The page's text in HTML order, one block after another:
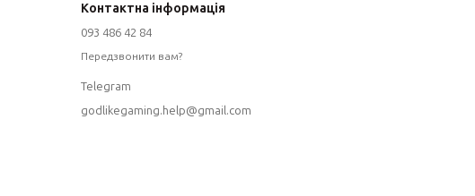
Контактна інформація
093 486 42 84
Передзвонити вам?
Telegram
godlikegaming.help@gmail.com